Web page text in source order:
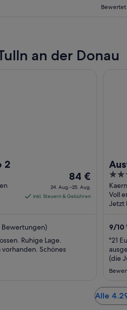
Bewertet
an der Donau
2
Der
Preis
beträgt
84 €
24. Aug.–25. Aug.
inkl. Steuern & Gebühren
Bewertungen)
Ruhige Lage.
Schönes
4
out
of
5
Voll
Jetzt
9/10
"21
(die
Alle